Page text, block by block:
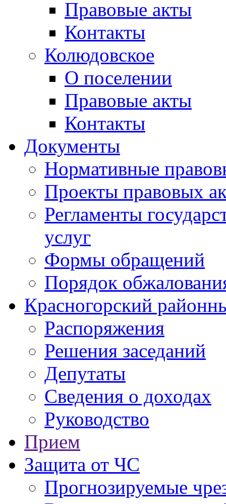
Правовые акты
Контакты
Колюдовское
О поселении
Правовые акты
Контакты
Документы
Нормативные
Проекты правовых
Регламенты
услуг
Формы обращений
Порядок
Красногорский
Распоряжения
Решения заседаний
Депутаты
Сведения о доходах
Руководство
Прием
Защита от ЧС
Прогнозируемые